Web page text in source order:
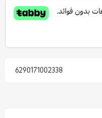
6290171002338